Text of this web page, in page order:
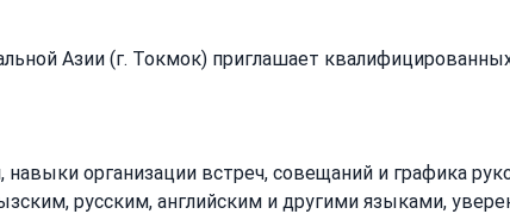
Азии (г. Токмок) приглашает
навыки организации встреч, совещаний и графика
русским, английским и другими языками,